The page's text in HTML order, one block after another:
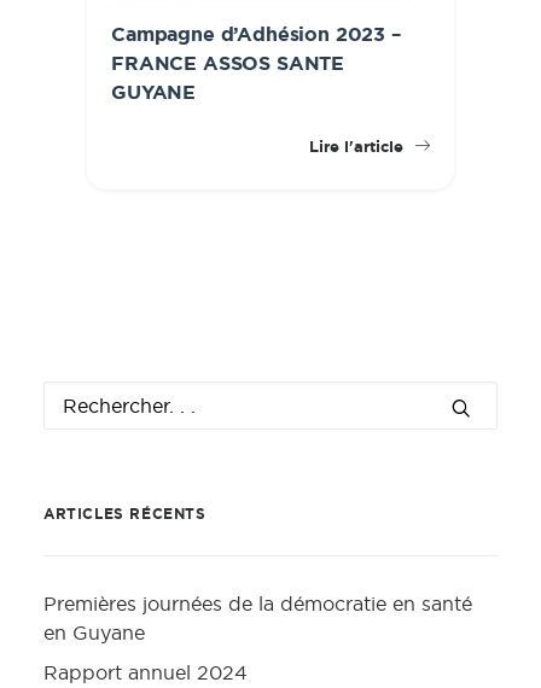
Campagne d’Adhésion 2023 –
FRANCE ASSOS SANTE
GUYANE
Lire l'article
ARTICLES RÉCENTS
Premières journées de la démocratie en santé
en Guyane
Rapport annuel 2024